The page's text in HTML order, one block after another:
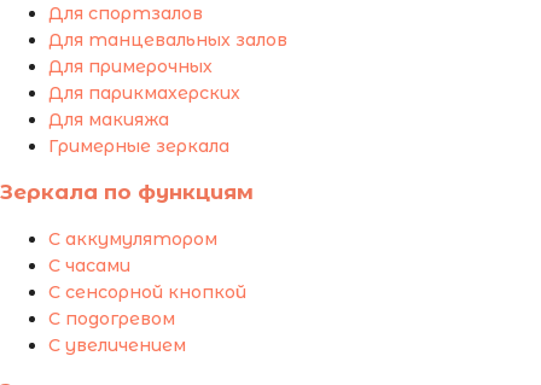
Для спортзалов
Для танцевальных залов
Для примерочных
Для парикмахерских
Для макияжа
Гримерные зеркала
Зеркала по функциям
С аккумулятором
С часами
С сенсорной кнопкой
С подогревом
С увеличением